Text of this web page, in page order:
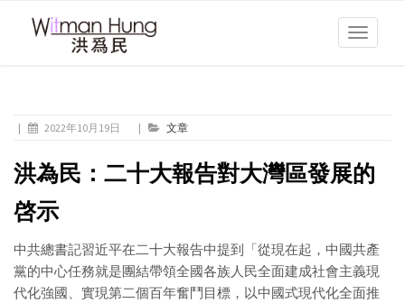
Toggle
| 2022年10月19日 | 文章
洪為民：二十大報告對大灣區發展的
啓示
中共總書記習近平在二十大報告中提到「從現在起，中國共產
黨的中心任務就是團結帶領全國各族人民全面建成社會主義現
代化強國、實現第二個百年奮鬥目標，以中國式現代化全面推